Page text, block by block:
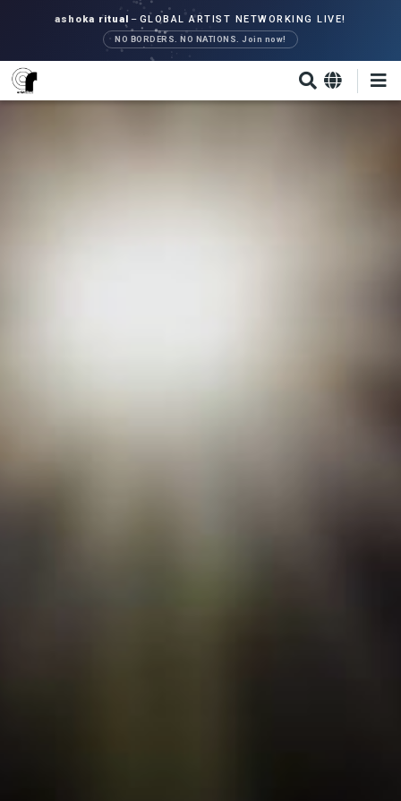
zum
Inhalt
ashoka ritual – GLOBAL ARTIST NETWORKING LIVE!
NO BORDERS. NO NATIONS. Join now!